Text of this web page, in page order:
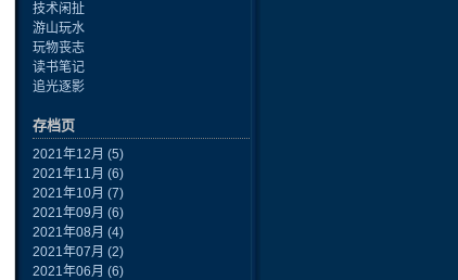
技术闲扯
游山玩水
玩物丧志
读书笔记
追光逐影
存档页
2021年12月 (5)
2021年11月 (6)
2021年10月 (7)
2021年09月 (6)
2021年08月 (4)
2021年07月 (2)
2021年06月 (6)